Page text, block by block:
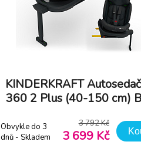
KINDERKRAFT
360 2 Plus (40-150 cm)
Obvykle do 3
dnů - Skladem
3 792 Kč
3 699 Kč